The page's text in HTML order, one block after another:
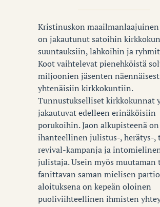
Kristinuskon
on jakautunut satoihin
suuntauksiin, lahkoihin ja
Koot vaihtelevat pienehköistä
miljoonien jäsenten
yhtenäisiin kirkkokuntiin.
Tunnustukselliset kirkkokunnat
jakautuvat edelleen erinäköisiin
porukoihin. Jaon alkupisteenä
ihanteellinen julistus-, herätys-,
revival-kampanja ja
julistaja. Usein myös muutaman
fanittavan saman mielisen
aloituksena on kepeän oloinen
puoliviihteellinen ihmisten